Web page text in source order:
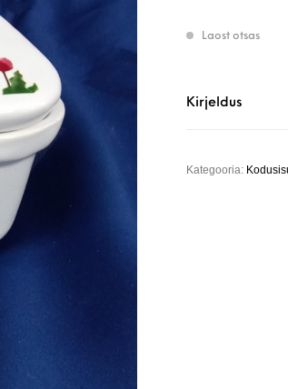
Laost otsas
Kirjeldus
Kategooria: